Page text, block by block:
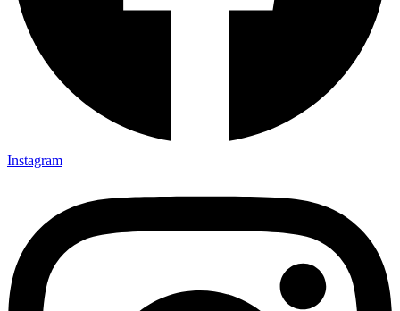
Instagram